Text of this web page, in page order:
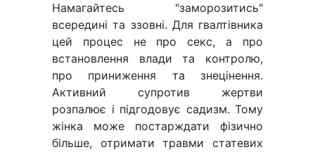
Намагайтесь "заморозитись"
всередині та ззовні. Для гвалтівника
цей процес не про секс, а про
встановлення влади та контролю,
про приниження та знецінення.
Активний супротив жертви
розпалює і підгодовує садизм. Тому
жінка може постарждати фізично
більше, отримати травми статевих